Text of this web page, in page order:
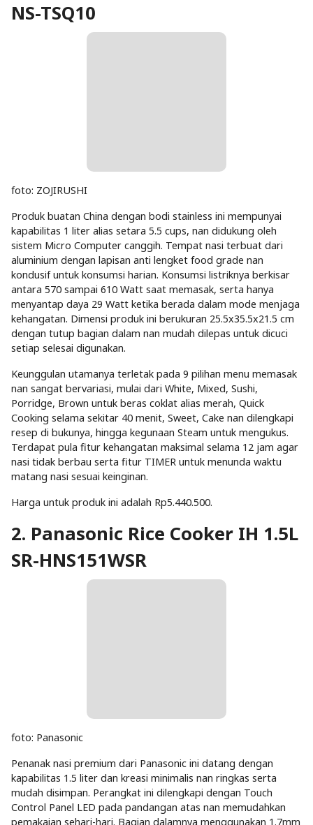
NS-TSQ10
foto: ZOJIRUSHI
Produk buatan China dengan bodi stainless ini mempunyai
kapabilitas 1 liter alias setara 5.5 cups, nan didukung oleh
sistem Micro Computer canggih. Tempat nasi terbuat dari
aluminium dengan lapisan anti lengket food grade nan
kondusif untuk konsumsi harian. Konsumsi listriknya berkisar
antara 570 sampai 610 Watt saat memasak, serta hanya
menyantap daya 29 Watt ketika berada dalam mode menjaga
kehangatan. Dimensi produk ini berukuran 25.5x35.5x21.5 cm
dengan tutup bagian dalam nan mudah dilepas untuk dicuci
setiap selesai digunakan.
Keunggulan utamanya terletak pada 9 pilihan menu memasak
nan sangat bervariasi, mulai dari White, Mixed, Sushi,
Porridge, Brown untuk beras coklat alias merah, Quick
Cooking selama sekitar 40 menit, Sweet, Cake nan dilengkapi
resep di bukunya, hingga kegunaan Steam untuk mengukus.
Terdapat pula fitur kehangatan maksimal selama 12 jam agar
nasi tidak berbau serta fitur TIMER untuk menunda waktu
matang nasi sesuai keinginan.
Harga untuk produk ini adalah Rp5.440.500.
2. Panasonic Rice Cooker IH 1.5L
SR-HNS151WSR
foto: Panasonic
Penanak nasi premium dari Panasonic ini datang dengan
kapabilitas 1.5 liter dan kreasi minimalis nan ringkas serta
mudah disimpan. Perangkat ini dilengkapi dengan Touch
Control Panel LED pada pandangan atas nan memudahkan
pemakaian sehari-hari. Bagian dalamnya menggunakan 1.7mm